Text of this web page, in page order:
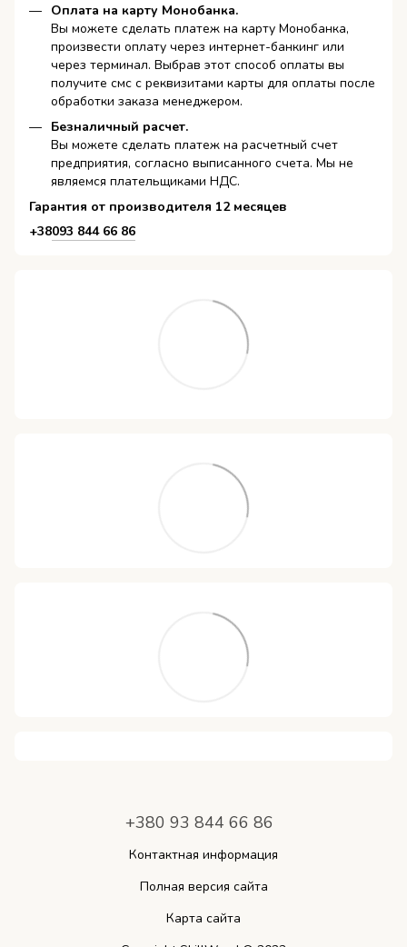
Оплата на карту Монобанка.
Вы можете сделать платеж на карту Монобанка,
произвести оплату через интернет-банкинг или
через терминал. Выбрав этот способ оплаты вы
получите смс с реквизитами карты для оплаты после
обработки заказа менеджером.
Безналичный расчет.
Вы можете сделать платеж на расчетный счет
предприятия, согласно выписанного счета. Мы не
являемся плательщиками НДС.
Гарантия от производителя 12 месяцев
+38093 844 66 86
+380 93 844 66 86
Контактная информация
Полная версия сайта
Карта сайта